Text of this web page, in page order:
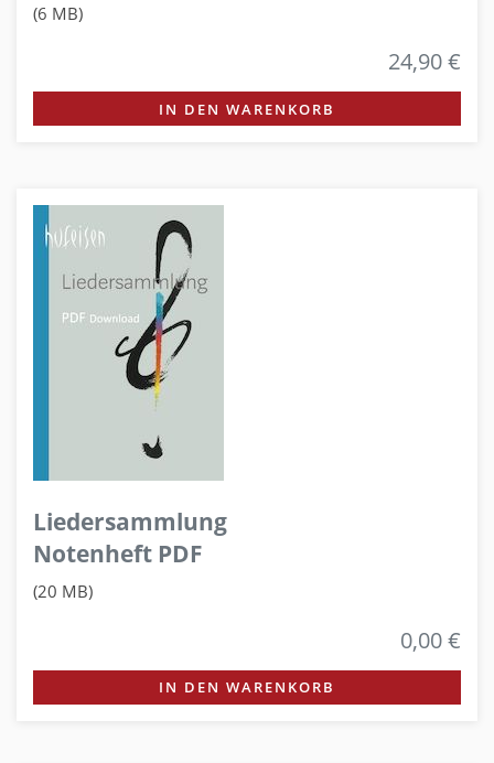
(6 MB)
24,90 €
IN DEN WARENKORB
Liedersammlung
Notenheft PDF
(20 MB)
0,00 €
IN DEN WARENKORB